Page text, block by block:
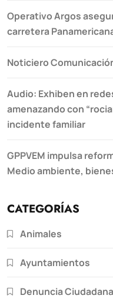
Operativo Argos
carretera
Noticiero
Audio: Exhiben en
amenazando con
incidente familiar
GPPVEM impulsa
Medio ambiente,
CATEGORÍAS
Animales
Ayuntamientos
Denuncia Ciudadana